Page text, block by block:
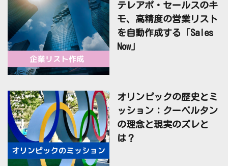
テレアポ・セールスのキ
モ、高精度の営業リスト
を自動作成する「Sales
Now」
オリンピックの歴史とミ
ッション：クーベルタン
の理念と現実のズレと
は？